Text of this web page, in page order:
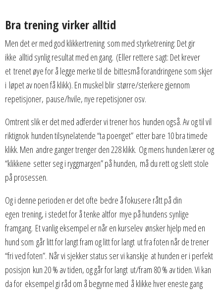
Bra trening virker alltid
Men det er med god klikkertrening som med styrketrening: Det gir
ikke alltid synlig resultat med en gang. (Eller rettere sagt: Det krever
et trenet øye for å legge merke til de bittesmå forandringene som skjer
i løpet av noen få klikk). En muskel blir større/sterkere gjennom
repetisjoner, pause/hvile, nye repetisjoner osv.
Omtrent slik er det med adferder vi trener hos hunden også. Av og til vil
riktignok hunden tilsynelatende “ta poenget” etter bare 10 bra timede
klikk. Men andre ganger trenger den 228 klikk. Og mens hunden lærer og
“klikkene setter seg i ryggmargen” på hunden, må du rett og slett stole
på prosessen.
Og i denne perioden er det ofte bedre å fokusere rått på din
egen trening, i stedet for å tenke altfor mye på hundens synlige
framgang. Et vanlig eksempel er når en kurselev ønsker hjelp med en
hund som går litt for langt fram og litt for langt ut fra foten når de trener
“fri ved foten”. Når vi sjekker status ser vi kanskje at hunden er i perfekt
posisjon kun 20 % av tiden, og går for langt ut/fram 80 % av tiden. Vi kan
da for eksempel gi råd om å begynne med å klikke hver eneste gang